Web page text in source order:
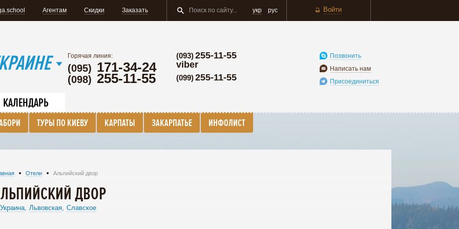
Агентам Скидки Заказать Войти
укр рус
Горячая линия:
(095) 171-34-24
(098) 255-11-55
(093)255-11-55
viber
(099)255-11-55
Позвонить
Написать нам
Присоединиться
КАЛЕНДАРЬ
ТУРЫ ПО КИЕВУ КАРПАТЫ ЗАКАРПАТЬЕ ИНФОЛИСТ
Отели Альпийский двор
ДВОР
Украина, Львовская, Славское